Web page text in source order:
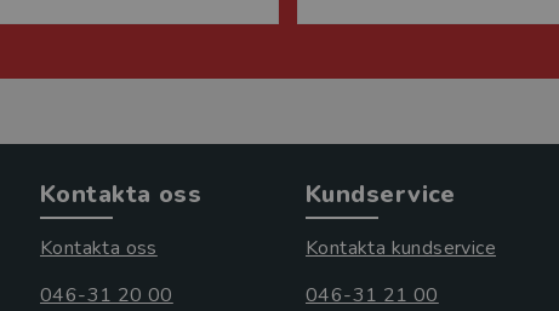
Kontakta oss
Kontakta oss
046-31 20 00
Kundservice
Kontakta kundservice
046-31 21 00